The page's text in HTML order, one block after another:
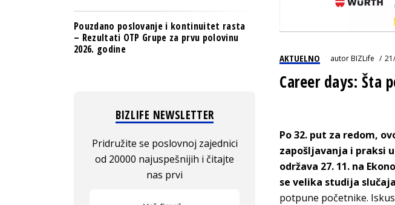
AKTUELNO autorBIZLife
Career days: Šta
Po 32. put za redom,
zapošljavanja i praksi
održava 27. 11. na
se velika studija
potpune početnike.
Pouzdano poslovanje i kontinuitet rasta
– Rezultati OTP Grupe za prvu polovinu
2026. godine
BIZLIFE NEWSLETTER
Pridružite se poslovnoj zajednici
od 20000 najuspešnijih i čitajte
nas prvi